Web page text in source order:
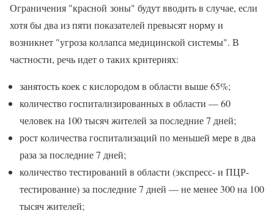
Ограничения "красной зоны" будут вводить в случае, если
хотя бы два из пяти показателей превысят норму и
возникнет "угроза коллапса медицинской системы". В
частности, речь идет о таких критериях:
занятость коек с кислородом в области выше 65%;
количество госпитализированных в области — 60
человек на 100 тысяч жителей за последние 7 дней;
рост количества госпитализаций по меньшей мере в два
раза за последние 7 дней;
количество тестирований в области (экспресс- и ПЦР-
тестирование) за последние 7 дней — не менее 300 на 100
тысяч жителей;